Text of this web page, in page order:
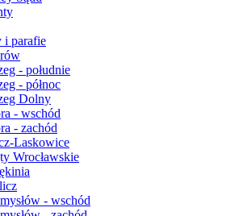
i parafie
- południe
- północ
Dolny
- wschód
- zachód
Laskowice
Wrocławskie
- wschód